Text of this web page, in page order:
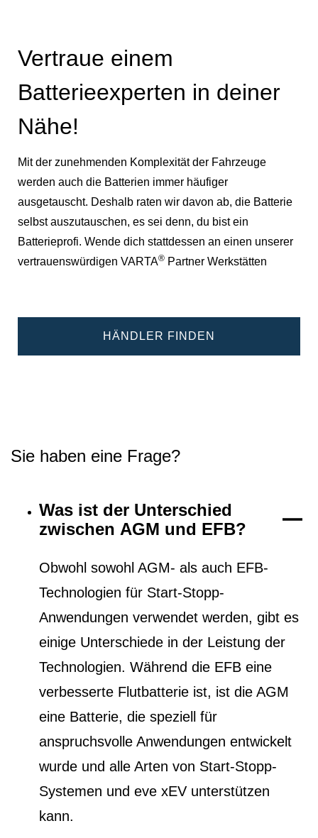
Vertraue einem
Batterieexperten in deiner
Nähe!
Mit der zunehmenden Komplexität der Fahrzeuge
werden auch die Batterien immer häufiger
ausgetauscht. Deshalb raten wir davon ab, die Batterie
selbst auszutauschen, es sei denn, du bist ein
Batterieprofi. Wende dich stattdessen an einen unserer
vertrauenswürdigen VARTA® Partner Werkstätten
HÄNDLER FINDEN
Sie haben eine Frage?
Was ist der Unterschied
zwischen AGM und EFB?
Obwohl sowohl AGM- als auch EFB-
Technologien für Start-Stopp-
Anwendungen verwendet werden, gibt es
einige Unterschiede in der Leistung der
Technologien. Während die EFB eine
verbesserte Flutbatterie ist, ist die AGM
eine Batterie, die speziell für
anspruchsvolle Anwendungen entwickelt
wurde und alle Arten von Start-Stopp-
Systemen und eve xEV unterstützen
kann.